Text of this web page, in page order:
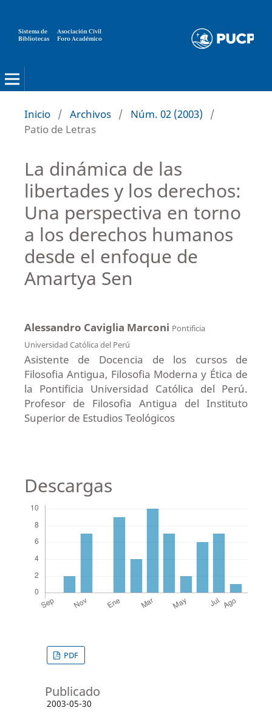
Sistema de
Bibliotecas
Asociación Civil
Foro Académico
Inicio / Archivos / Núm. 02 (2003)
/
Patio de Letras
La dinámica de las
libertades y los derechos:
Una perspectiva en torno
a los derechos humanos
desde el enfoque de
Amartya Sen
Alessandro Caviglia Marconi Pontificia
Universidad Católica del Perú
Asistente de Docencia de los cursos de
Filosofia Antigua, Filosofia Moderna y Ética de
la Pontificia Universidad Católica del Perú.
Profesor de Filosofia Antigua del Instituto
Superior de Estudios Teológicos
Descargas
PDF
Publicado
2003-05-30